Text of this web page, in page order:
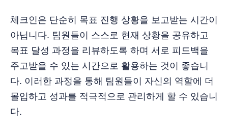
체크인은 단순히 목표 진행 상황을 보고받는 시간이
아닙니다. 팀원들이 스스로 현재 상황을 공유하고
목표 달성 과정을 리뷰하도록 하며 서로 피드백을
주고받을 수 있는 시간으로 활용하는 것이 좋습니
다. 이러한 과정을 통해 팀원들이 자신의 역할에 더
몰입하고 성과를 적극적으로 관리하게 할 수 있습니
다.